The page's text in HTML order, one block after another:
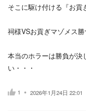
そこに駆け付ける『お貢
祠様VSお貢ぎマゾメス
本当のホラーは勝負が決
い・・・
1 2026年1月24日 22:01